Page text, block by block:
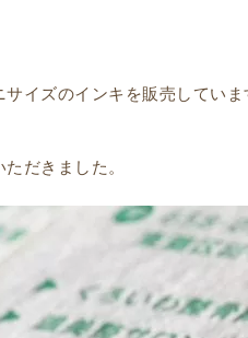
サイズのインキを販売してい
だきました。